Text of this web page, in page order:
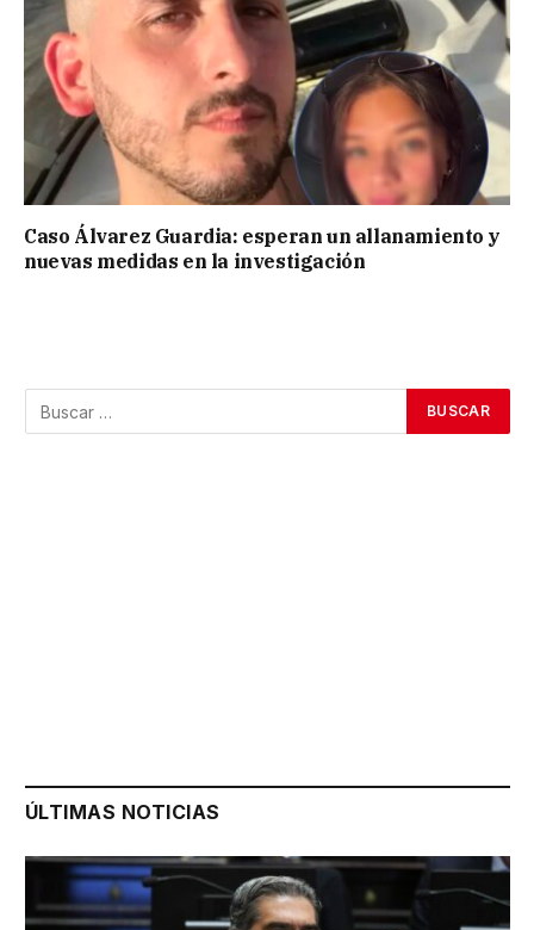
Caso Álvarez Guardia: esperan un allanamiento y
nuevas medidas en la investigación
ÚLTIMAS NOTICIAS